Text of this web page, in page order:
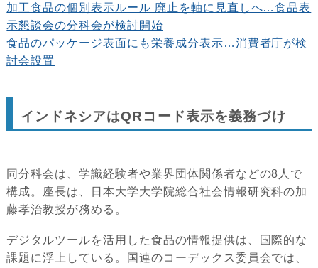
加工食品の個別表示ルール 廃止を軸に見直しへ…食品表
示懇談会の分科会が検討開始
食品のパッケージ表面にも栄養成分表示…消費者庁が検
討会設置
インドネシアはQRコード表示を義務づけ
同分科会は、学識経験者や業界団体関係者などの8人で
構成。座長は、日本大学大学院総合社会情報研究科の加
藤孝治教授が務める。
デジタルツールを活用した食品の情報提供は、国際的な
課題に浮上している。国連のコーデックス委員会では、